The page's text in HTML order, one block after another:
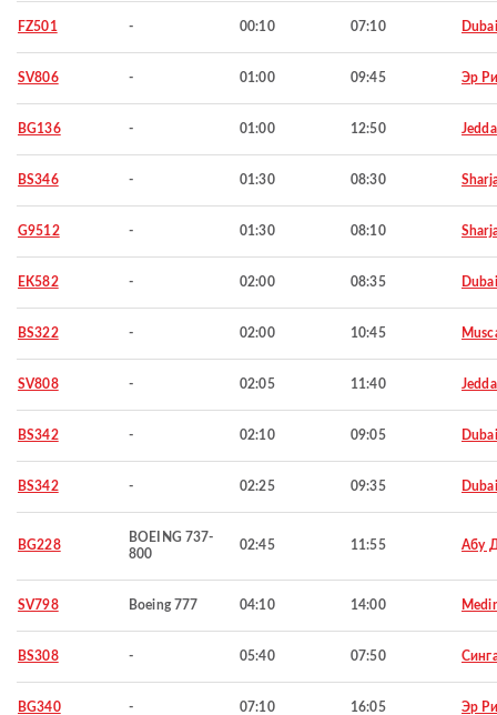
FZ501 - 00:10 07:10 Dubai
SV806 - 01:00 09:45 Эр
BG136 - 01:00 12:50
BS346 - 01:30 08:30
G9512 - 01:30 08:10
EK582 - 02:00 08:35 Dubai
BS322 - 02:00 10:45
SV808 - 02:05 11:40
BS342 - 02:10 09:05 Dubai
BS342 - 02:25 09:35 Dubai
BG228
BOEING 737-
800
02:45 11:55 Абу
SV798 Boeing 777 04:10 14:00
BS308 - 05:40 07:50
BG340 - 07:10 16:05 Эр